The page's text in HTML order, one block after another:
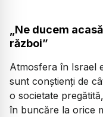
„Ne ducem
război”
Atmosfera în Israel
sunt conștienți de
o societate
în buncăre la orice